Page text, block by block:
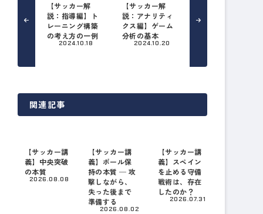
【サッカー解
説：指導編】ト
レーニング構築
の考え方の一例
2024.10.18
【サッカー解
説：アナリティ
クス編】ゲーム
分析の基本
2024.10.20
関連記事
【サッカー講
義】中央突破
の本質
2026.08.08
【サッカー講
義】ボール保
持の本質 ─ 攻
撃しながら、
失った後まで
準備する
2026.08.02
【サッカー講
義】スペイン
を止める守備
戦術は、存在
したのか？
2026.07.31